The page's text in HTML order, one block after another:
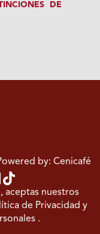
DE
by: Cenicafé
aceptas nuestros
de Privacidad y
.